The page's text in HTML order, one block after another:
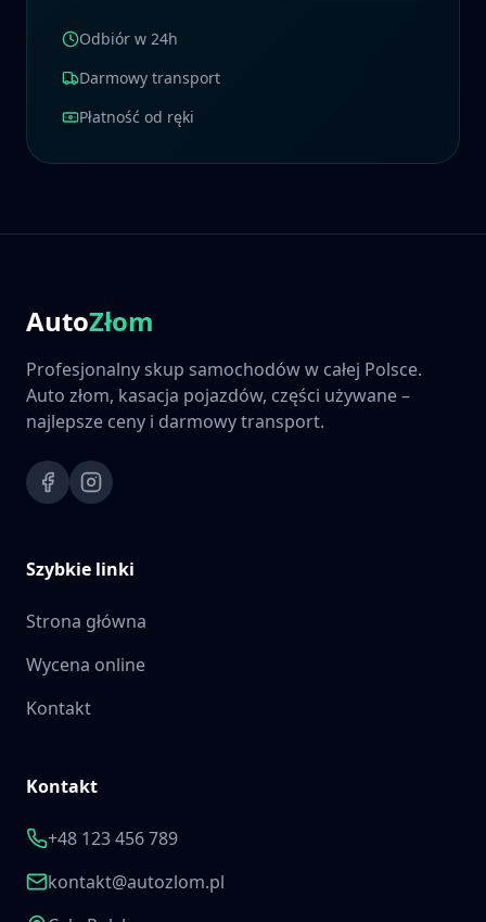
Odbiór w 24h
Darmowy transport
Płatność od ręki
AutoZłom
Profesjonalny skup samochodów w całej Polsce.
Auto złom, kasacja pojazdów, części używane –
najlepsze ceny i darmowy transport.
Szybkie linki
Strona główna
Wycena online
Kontakt
Kontakt
+48 123 456 789
kontakt@autozlom.pl